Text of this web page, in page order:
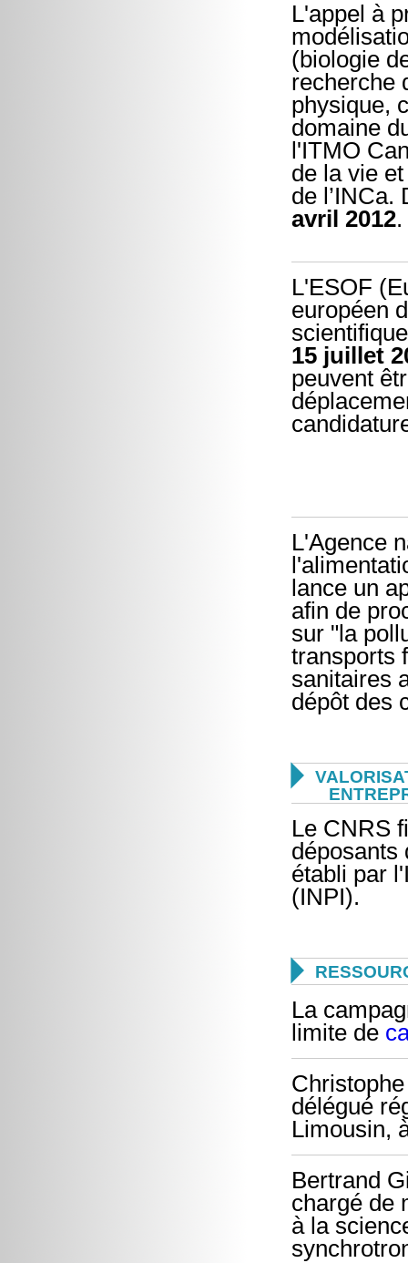
L'appel à
(biologie
recherche
physique,
domaine
l'ITMO
de la vie
de
avril 2012.
L'ESOF
européen
15 juillet
peuvent
L'Agence
lance un
afin de
sur "la
transports
sanitaires
dépôt des

Le CNRS
déposants
établi par
(INPI).

La
limite de
délégué
Limousin,
Bertrand
chargé de
à la